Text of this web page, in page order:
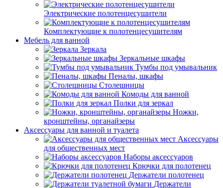
Электрические полотенцесушители
Комплектующие к полотенцесушителям
Мебель для ванной
Зеркала
Зеркальные шкафы
Тумбы под умывальник
Пеналы, шкафы
Столешницы
Комоды для ванной
Полки для зеркал
Ножки,
кронштейны, органайзеры
Аксессуары для ванной и туалета
Аксессуары
для общественных мест
Наборы аксессуаров
Крючки для полотенец
Держатели полотенец
Держатели